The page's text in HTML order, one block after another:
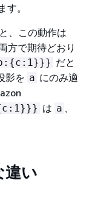
。
、この動作は
方で期待どおり
{c:1}}} だと
影を a にのみ適
c:1}}} は a
違い